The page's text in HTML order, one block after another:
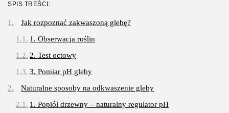
Obiady w łódzkim biurowcu: co
OPUBLIKOWAŁ:
212 Artykułów
SPIS TREŚCI:
Jak rozpoznać zakwaszoną glebę?
1. Obserwacja roślin
2. Test octowy
3. Pomiar pH gleby
Naturalne sposoby na odkwaszenie gleby
1. Popiół drzewny – naturalny regulator pH